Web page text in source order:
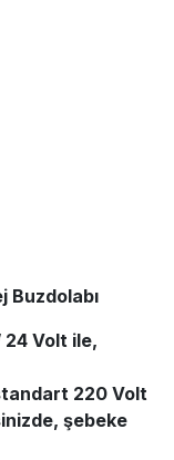
Buzdolabı
24 Volt ile,
220 Volt
şebeke